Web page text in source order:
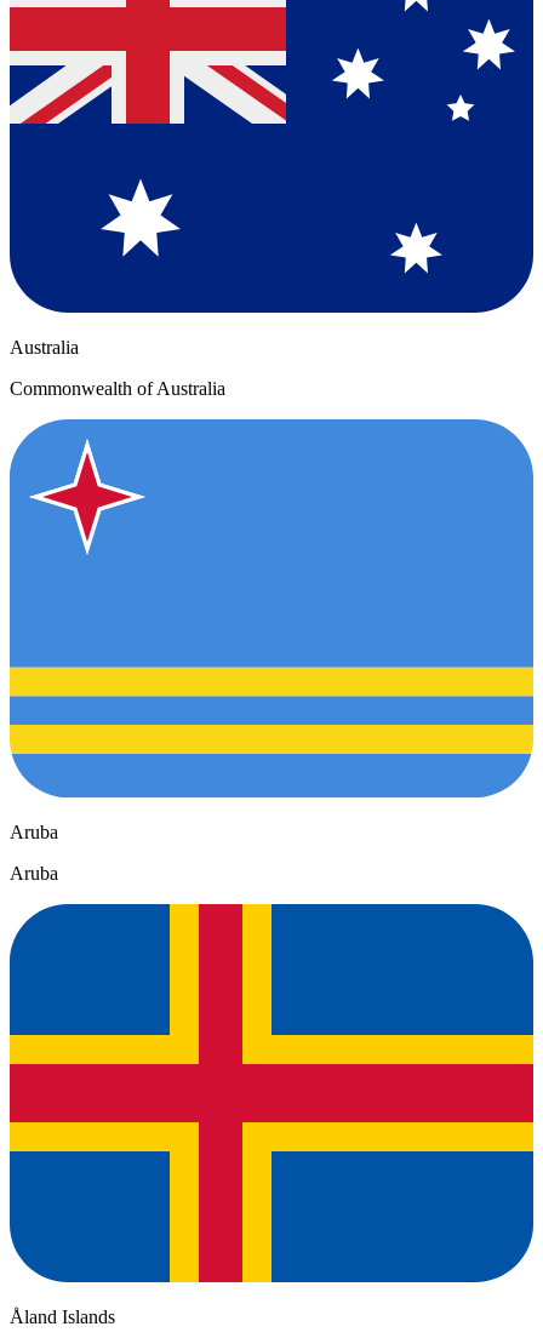
Australia
Commonwealth of Australia
Aruba
Aruba
Åland Islands